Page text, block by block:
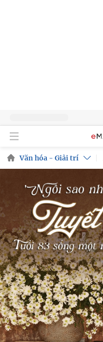
Văn hóa - Giải trí